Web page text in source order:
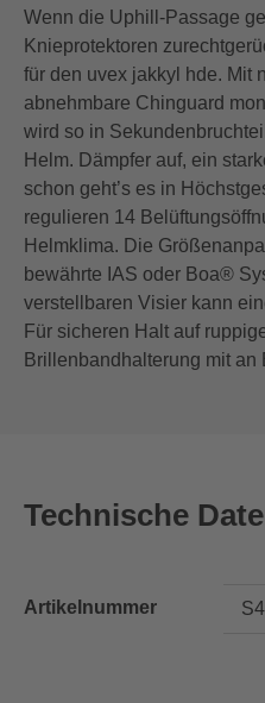
Wenn die Uphill-Passage
Knieprotektoren
für den uvex jakkyl hde. Mit
abnehmbare Chinguard
wird so in
Helm. Dämpfer auf, ein
schon geht’s es in
regulieren 14
Helmklima. Die
bewährte IAS oder Boa®
verstellbaren Visier kann
Für sicheren Halt auf
Brillenbandhalterung mit an
Technische
Artikelnummer